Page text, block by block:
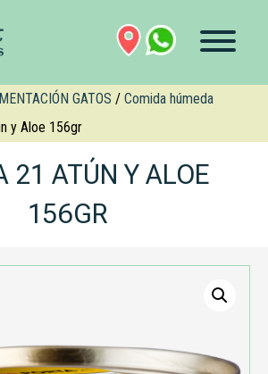
GATOS / Comida húmeda
y Aloe 156gr
21 ATÚN Y ALOE
156GR